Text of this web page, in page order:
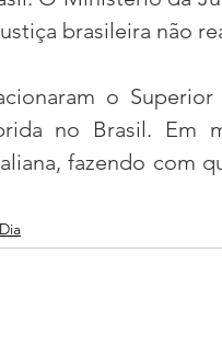
brasileira não
o
no Brasil. Em
fazendo com